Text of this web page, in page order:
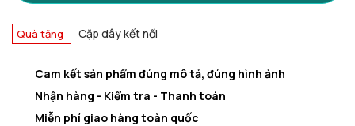
Quà tặng Cặp dây kết nối
Cam kết sản phẩm đúng mô tả, đúng hình ảnh
Nhận hàng - Kiểm tra - Thanh toán
Miễn phí giao hàng toàn quốc